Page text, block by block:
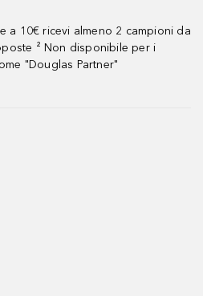
a 10€ ricevi almeno 2 campioni da
² Non disponibile per i
"Douglas Partner"